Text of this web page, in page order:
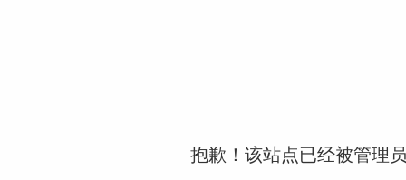
抱歉！该站点已经被管理